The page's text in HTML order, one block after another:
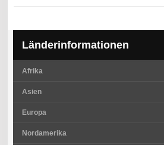
Länderinformationen
Afrika
Asien
Europa
Nordamerika